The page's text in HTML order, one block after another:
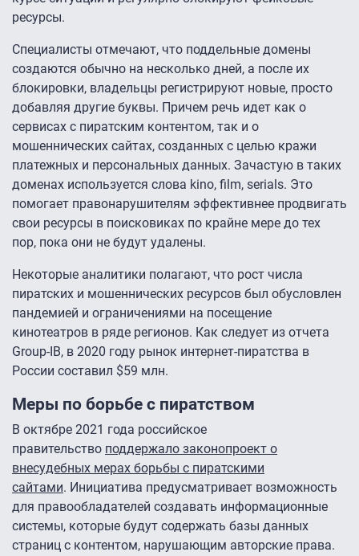
ресурсы.
Специалисты отмечают, что поддельные домены
создаются обычно на несколько дней, а после их
блокировки, владельцы регистрируют новые, просто
добавляя другие буквы. Причем речь идет как о
сервисах с пиратским контентом, так и о
мошеннических сайтах, созданных с целью кражи
платежных и персональных данных. Зачастую в таких
доменах используется слова kino, film, serials. Это
помогает правонарушителям эффективнее продвигать
свои ресурсы в поисковиках по крайне мере до тех
пор, пока они не будут удалены.
Некоторые аналитики полагают, что рост числа
пиратских и мошеннических ресурсов был обусловлен
пандемией и ограничениями на посещение
кинотеатров в ряде регионов. Как следует из отчета
Group-IB, в 2020 году рынок интернет-пиратства в
России составил $59 млн.
Меры по борьбе с пиратством
В октябре 2021 года российское
правительство поддержало законопроект о
внесудебных мерах борьбы с пиратскими
сайтами. Инициатива предусматривает возможность
для правообладателей создавать информационные
системы, которые будут содержать базы данных
страниц с контентом, нарушающим авторские права.